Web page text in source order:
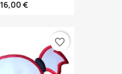
16,00 €
favorite_border